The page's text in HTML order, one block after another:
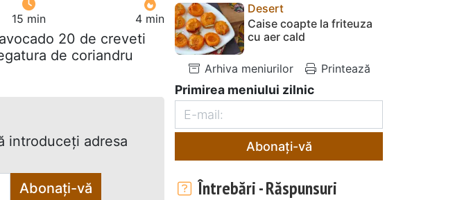
15 min 4 min
20 de creveti
de coriandru
introduceţi adresa
Abonați-vă
Desert
Caise coapte la friteuza
cu aer cald
Arhiva meniurilor Printează
Primirea meniului zilnic
Abonați-vă
Întrebări - Răspunsuri